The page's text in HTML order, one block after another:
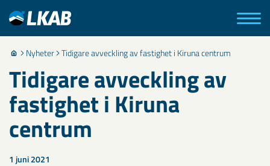
Nyheter Tidigare avveckling av fastighet i Kiruna centrum
Tidigare avveckling av
fastighet i Kiruna
centrum
1 juni 2021